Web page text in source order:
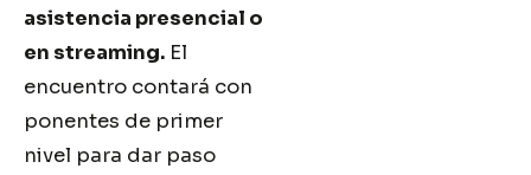
asistencia presencial o
en streaming. El
encuentro contará con
ponentes de primer
nivel para dar paso